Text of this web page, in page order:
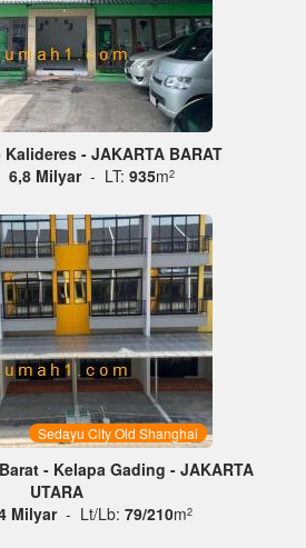
- JAKARTA BARAT
6,8 Milyar - LT: 935m2
Sedayu City Old Shanghai
- Kelapa Gading - JAKARTA
UTARA
Milyar - Lt/Lb: 79/210m2